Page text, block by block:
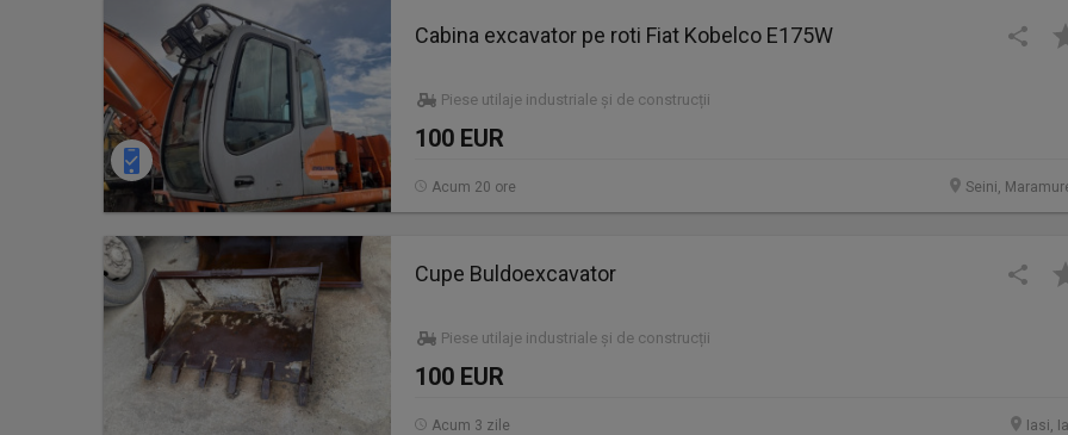
Cabina excavator pe roti Fiat Kobelco E175W
Piese utilaje industriale și de construcții
100 EUR
Seini,
Acum 20 ore
Cupe Buldoexcavator
Piese utilaje industriale și de construcții
100 EUR
Iasi,
Acum 3 zile